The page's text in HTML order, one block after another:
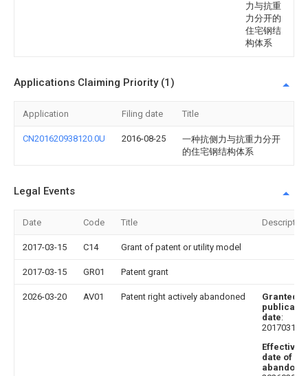
力与抗重
力分开的
住宅钢结
构体系
Applications Claiming Priority (1)
Application Filing date Title
CN201620938120.0U 2016-08-25
一种抗侧力与抗重力分开
的住宅钢结构体系
Legal Events
Date Code Title Description
2017-03-15 C14 Grant of patent or utility model
2017-03-15 GR01 Patent grant
2026-03-20 AV01 Patent right actively abandoned
Granted
date:
20170315
Effective
date of